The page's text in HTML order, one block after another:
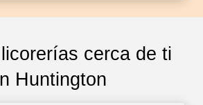
cerca de ti
Huntington